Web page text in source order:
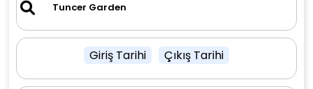
Giriş Tarihi Çıkış Tarihi